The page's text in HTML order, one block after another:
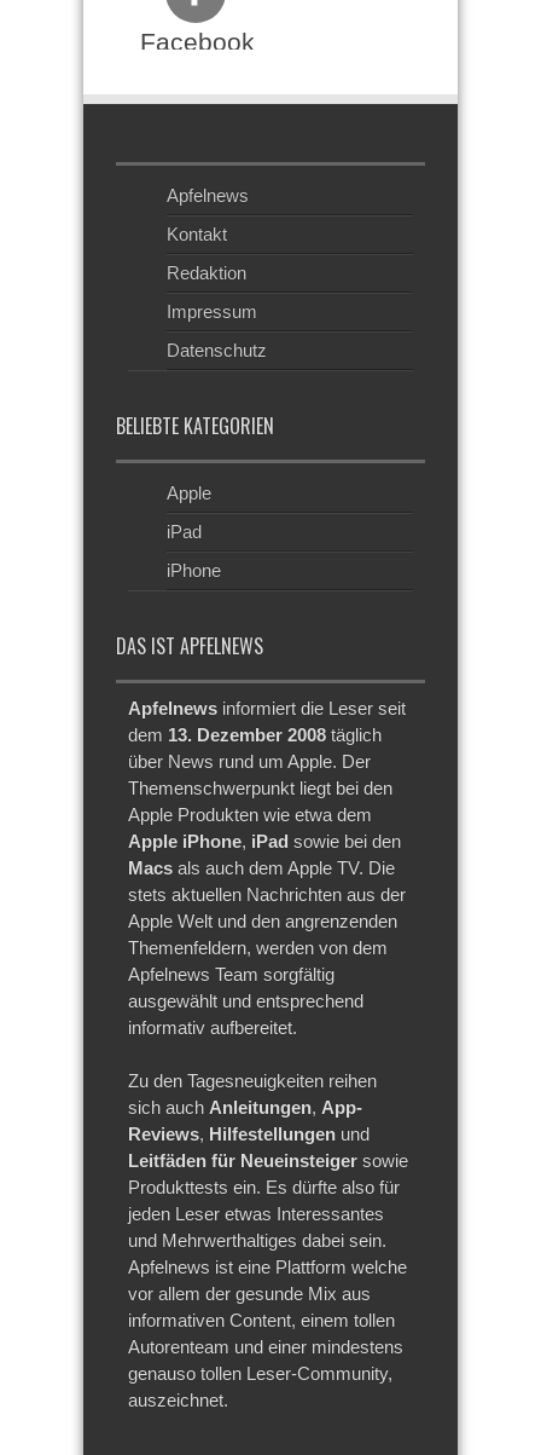
Facebook
Apfelnews
Kontakt
Redaktion
Impressum
Datenschutz
BELIEBTE KATEGORIEN
Apple
iPad
iPhone
DAS IST APFELNEWS
Apfelnews informiert die Leser seit
dem 13. Dezember 2008 täglich
über News rund um Apple. Der
Themenschwerpunkt liegt bei den
Apple Produkten wie etwa dem
Apple iPhone, iPad sowie bei den
Macs als auch dem Apple TV. Die
stets aktuellen Nachrichten aus der
Apple Welt und den angrenzenden
Themenfeldern, werden von dem
Apfelnews Team sorgfältig
ausgewählt und entsprechend
informativ aufbereitet.
Zu den Tagesneuigkeiten reihen
sich auch Anleitungen, App-
Reviews, Hilfestellungen und
Leitfäden für Neueinsteiger sowie
Produkttests ein. Es dürfte also für
jeden Leser etwas Interessantes
und Mehrwerthaltiges dabei sein.
Apfelnews ist eine Plattform welche
vor allem der gesunde Mix aus
informativen Content, einem tollen
Autorenteam und einer mindestens
genauso tollen Leser-Community,
auszeichnet.